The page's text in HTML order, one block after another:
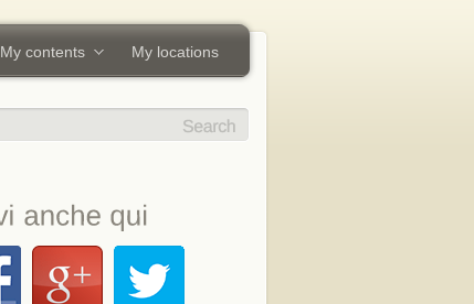
My contents My locations